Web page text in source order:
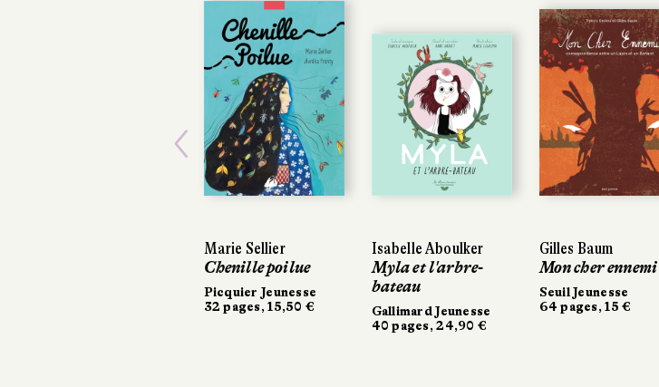
Marie Sellier
Chenille poilue
Picquier Jeunesse
32 pages, 15,50 €
Isabelle Aboulker
Myla et l'arbre-
bateau
Gallimard Jeunesse
40 pages, 24,90 €
Gilles Baum
Mon cher ennemi
Seuil Jeunesse
64 pages, 15 €
Previous